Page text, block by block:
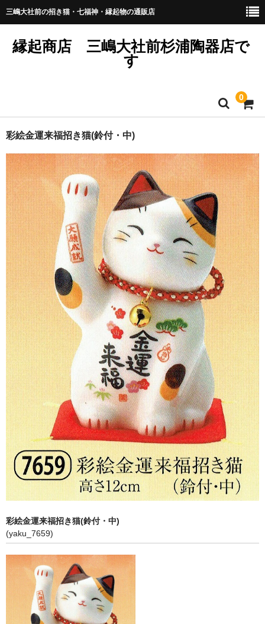
三嶋大社前の招き猫・七福神・縁起物の通販店
縁起商店 三嶋大社前杉浦陶器店で
す
0
プライバシーポリシー
商品のリクエスト・お問い合わせは？
商品掲載ページの見方とご注文方法について
熨斗紙につきまして
訪問販売法に基づく表記
送料と納期と在庫につきまして
商品の価格につきまして
商品ジャンル
商品
招き猫
烏枢沙摩明王
右手挙げ（金招き）
左手挙げ（人招き）
両手挙げ
金色（金運）
黄色（金運）
銀色
黒色
彩絵金運来福招き猫(鈴付・中)
彩絵金運来福招き猫(鈴付・中)
(yaku_7659)